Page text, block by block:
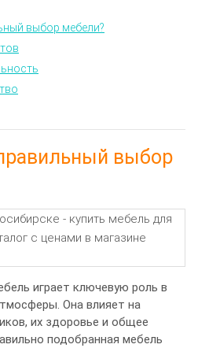
выбор мебели?
выбор
играет ключевую роль в
Она влияет на
их здоровье и общее
подобранная мебель